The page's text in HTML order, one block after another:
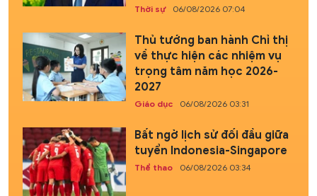
Thời sự 06/08/2026 07:04
Thủ tướng ban hành Chỉ thị
về thực hiện các nhiệm vụ
trọng tâm năm học 2026-
2027
Giáo dục 06/08/2026 03:31
Bất ngờ lịch sử đối đầu giữa
tuyển Indonesia-Singapore
Thể thao 06/08/2026 03:34